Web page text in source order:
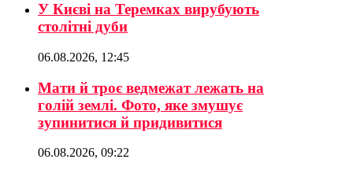
У Києві на Теремках вирубують
столітні дуби
06.08.2026, 12:45
Мати й троє ведмежат лежать на
голій землі. Фото, яке змушує
зупинитися й придивитися
06.08.2026, 09:22